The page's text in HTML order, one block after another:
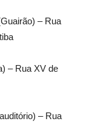
– Rua
– Rua XV de
– Rua